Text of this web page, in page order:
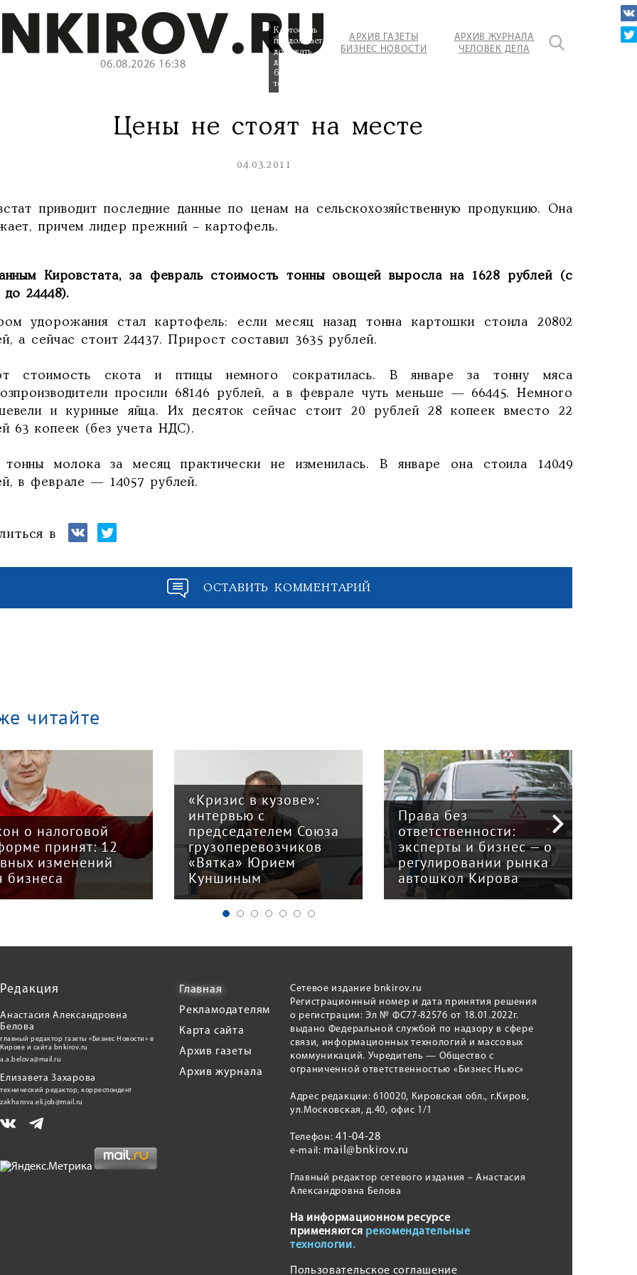
06.08.2026 16:38
АРХИВ ГАЗЕТЫ
БИЗНЕС НОВОСТИ
АРХИВ ЖУРНАЛА
ЧЕЛОВЕК ДЕЛА
Картофель
продолжает
дорожать
довольно
быстрыми
темпами.
Цены не стоят на месте
04.03.2011
приводит последние данные по ценам на сельскохозяйственную продукцию. Она
причем лидер прежний – картофель.
Кировстата, за февраль стоимость тонны овощей выросла на 1628 рублей (с
до 24448).
удорожания стал картофель: если месяц назад тонна картошки стоила 20802
а сейчас стоит 24437. Прирост составил 3635 рублей.
стоимость скота и птицы немного сократилась. В январе за тонну мяса
просили 68146 рублей, а в феврале чуть меньше — 66445. Немного
и куриные яйца. Их десяток сейчас стоит 20 рублей 28 копеек вместо 22
63 копеек (без учета НДС).
молока за месяц практически не изменилась. В январе она стоила 14049
в феврале — 14057 рублей.
в
ОСТАВИТЬ КОММЕНТАРИЙ
читайте
о налоговой
принят: 12
изменений
бизнеса
«Кризис в кузове»:
интервью с
председателем Союза
грузоперевозчиков
«Вятка» Юрием
Куншиным
Права без
ответственности:
эксперты и бизнес — о
регулировании рынка
автошкол Кирова
Редакция
Анастасия Александровна
Белова
главный редактор газеты «Бизнес Новости» в
Кирове и сайта bnkirov.ru
a.a.belova@mail.ru
Елизавета Захарова
технический редактор, корреспондент
zakharova.eli.job@mail.ru
Главная
Рекламодателям
Карта сайта
Архив газеты
Архив журнала
Сетевое издание bnkirov.ru
Регистрационный номер и дата принятия решения
о регистрации: Эл № ФС77-82576 от 18.01.2022г.
выдано Федеральной службой по надзору в сфере
связи, информационных технологий и массовых
коммуникаций. Учредитель — Общество с
ограниченной ответственностью «Бизнес Ньюс»
Адрес редакции: 610020, Кировская обл., г.Киров,
ул.Московская, д.40, офис 1/1
Телефон:41-04-28
e-mail: mail@bnkirov.ru
Главный редактор сетевого издания – Анастасия
Александровна Белова
На информационном ресурсе
применяются рекомендательные
технологии.
Пользовательское соглашение